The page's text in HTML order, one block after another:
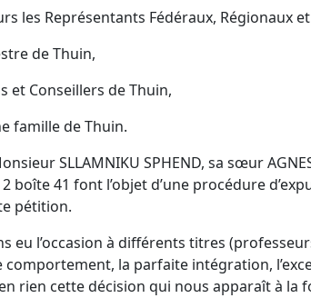
les Représentants Fédéraux, Régionaux
de Thuin,
et Conseillers de Thuin,
famille de Thuin.
SLLAMNIKU SPHEND, sa sœur
boîte 41 font l’objet d’une procédure
pétition.
eu l’occasion à différents titres
comportement, la parfaite intégration,
rien cette décision qui nous apparaît à la